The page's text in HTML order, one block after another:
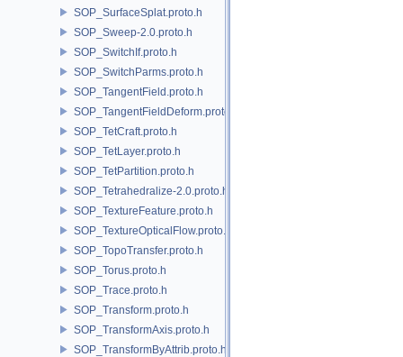
SOP_SurfaceSplat.proto.h
SOP_Sweep-2.0.proto.h
SOP_SwitchIf.proto.h
SOP_SwitchParms.proto.h
SOP_TangentField.proto.h
SOP_TangentFieldDeform.proto.h
SOP_TetCraft.proto.h
SOP_TetLayer.proto.h
SOP_TetPartition.proto.h
SOP_Tetrahedralize-2.0.proto.h
SOP_TextureFeature.proto.h
SOP_TextureOpticalFlow.proto.h
SOP_TopoTransfer.proto.h
SOP_Torus.proto.h
SOP_Trace.proto.h
SOP_Transform.proto.h
SOP_TransformAxis.proto.h
SOP_TransformByAttrib.proto.h